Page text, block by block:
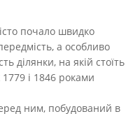
почало швидко
а особливо
ділянки, на якій стоїть
і 1846 роками
ним, побудований в